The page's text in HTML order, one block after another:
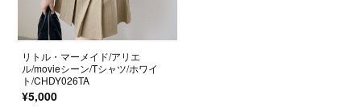
リトル・マーメイド/アリエ
ル/movieシーン/Tシャツ/ホワイ
ト/CHDY026TA
¥5,000